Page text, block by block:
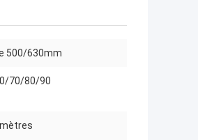
500/630mm
70/80/90